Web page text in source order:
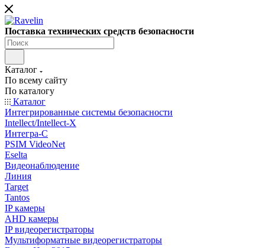
Поставка технических средств безопасности
Каталог
По всему сайту
По каталогу
Каталог
Интегрированные системы безопасности
Intellect/Intellect-X
Интегра-С
PSIM VideoNet
Eselta
Видеонаблюдение
Линия
Target
Tantos
IP камеры
AHD камеры
IP видеорегистраторы
Мультиформатные видеорегистраторы